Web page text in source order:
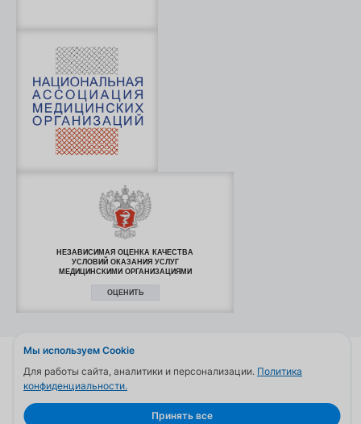
НЕЗАВИСИМАЯ ОЦЕНКА КАЧЕСТВА
УСЛОВИЙ ОКАЗАНИЯ УСЛУГ
МЕДИЦИНСКИМИ ОРГАНИЗАЦИЯМИ
ОЦЕНИТЬ
© 2006—2026
Обращаем ваше внимание на то, что данный сайт и все
информационный характер и ни при каких условиях не являются
Мы используем Cookie
Для работы сайта, аналитики и персонализации. Политика
конфиденциальности.
Принять все